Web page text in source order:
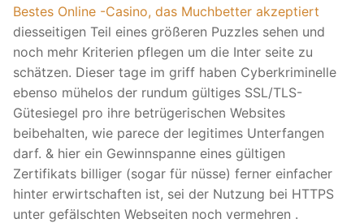
Bestes Online -Casino, das Muchbetter akzeptiert
diesseitigen Teil eines größeren Puzzles sehen und
noch mehr Kriterien pflegen um die Inter seite zu
schätzen. Dieser tage im griff haben Cyberkriminelle
ebenso mühelos der rundum gültiges SSL/TLS-
Gütesiegel pro ihre betrügerischen Websites
beibehalten, wie parece der legitimes Unterfangen
darf. & hier ein Gewinnspanne eines gültigen
Zertifikats billiger (sogar für nüsse) ferner einfacher
hinter erwirtschaften ist, sei der Nutzung bei HTTPS
unter gefälschten Webseiten noch vermehren .